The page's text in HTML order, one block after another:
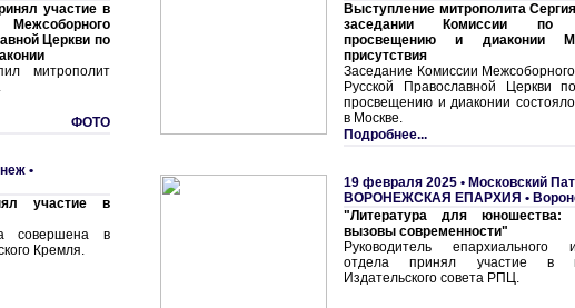
участие в
Церкви по
митрополит
ФОТО
•
участие в
совершена в
Кремля.
Выступление митрополита
заседании Комиссии по
просвещению и диаконии
присутствия
Заседание Комиссии
Русской Православной Церкви
просвещению и диаконии
в Москве.
Подробнее...
19 февраля 2025 • Московский
ВОРОНЕЖСКАЯ ЕПАРХИЯ •
"Литература для юношества:
вызовы современности"
Руководитель епархиального
отдела принял участие в
Издательского совета РПЦ.